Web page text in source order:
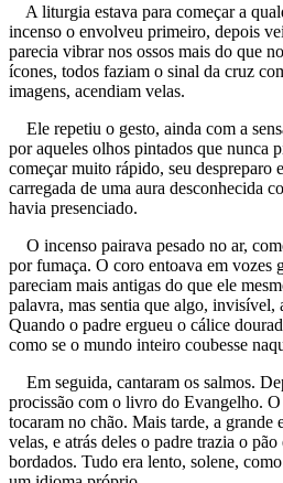
A liturgia estava para começar a
incenso o envolveu primeiro, depois
parecia vibrar nos ossos mais do que
ícones, todos faziam o sinal da cruz
imagens, acendiam velas.
Ele repetiu o gesto, ainda com a
por aqueles olhos pintados que nunca
começar muito rápido, seu despreparo
carregada de uma aura desconhecida
havia presenciado.
O incenso pairava pesado no ar,
por fumaça. O coro entoava em vozes
pareciam mais antigas do que ele
palavra, mas sentia que algo, invisível,
Quando o padre ergueu o cálice
como se o mundo inteiro coubesse
Em seguida, cantaram os salmos.
procissão com o livro do Evangelho.
tocaram no chão. Mais tarde, a grande
velas, e atrás deles o padre trazia o
bordados. Tudo era lento, solene,